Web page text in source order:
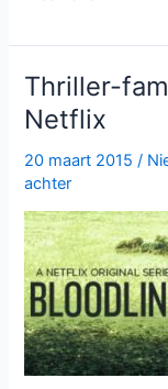
van
detective
Vera
bij
NPO1
Thriller-
Netflix
20 maart 2015/
achter